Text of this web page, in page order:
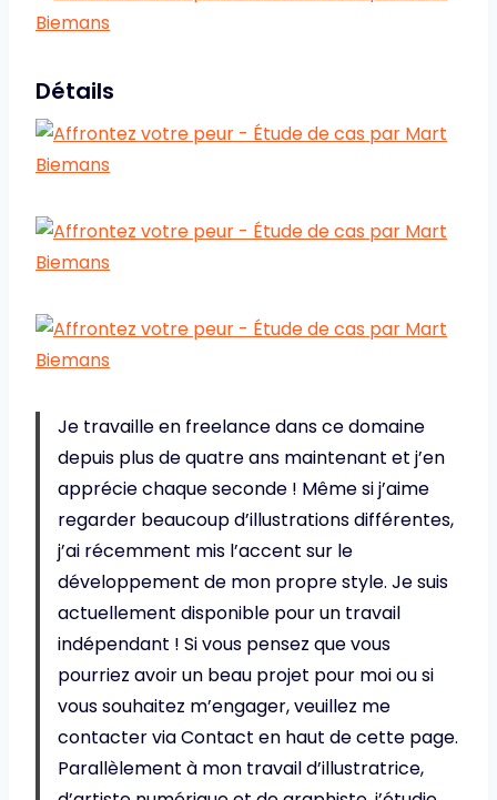
Détails
Je travaille en freelance dans ce domaine
depuis plus de quatre ans maintenant et j’en
apprécie chaque seconde ! Même si j’aime
regarder beaucoup d’illustrations différentes,
j’ai récemment mis l’accent sur le
développement de mon propre style. Je suis
actuellement disponible pour un travail
indépendant ! Si vous pensez que vous
pourriez avoir un beau projet pour moi ou si
vous souhaitez m’engager, veuillez me
contacter via Contact en haut de cette page.
Parallèlement à mon travail d’illustratrice,